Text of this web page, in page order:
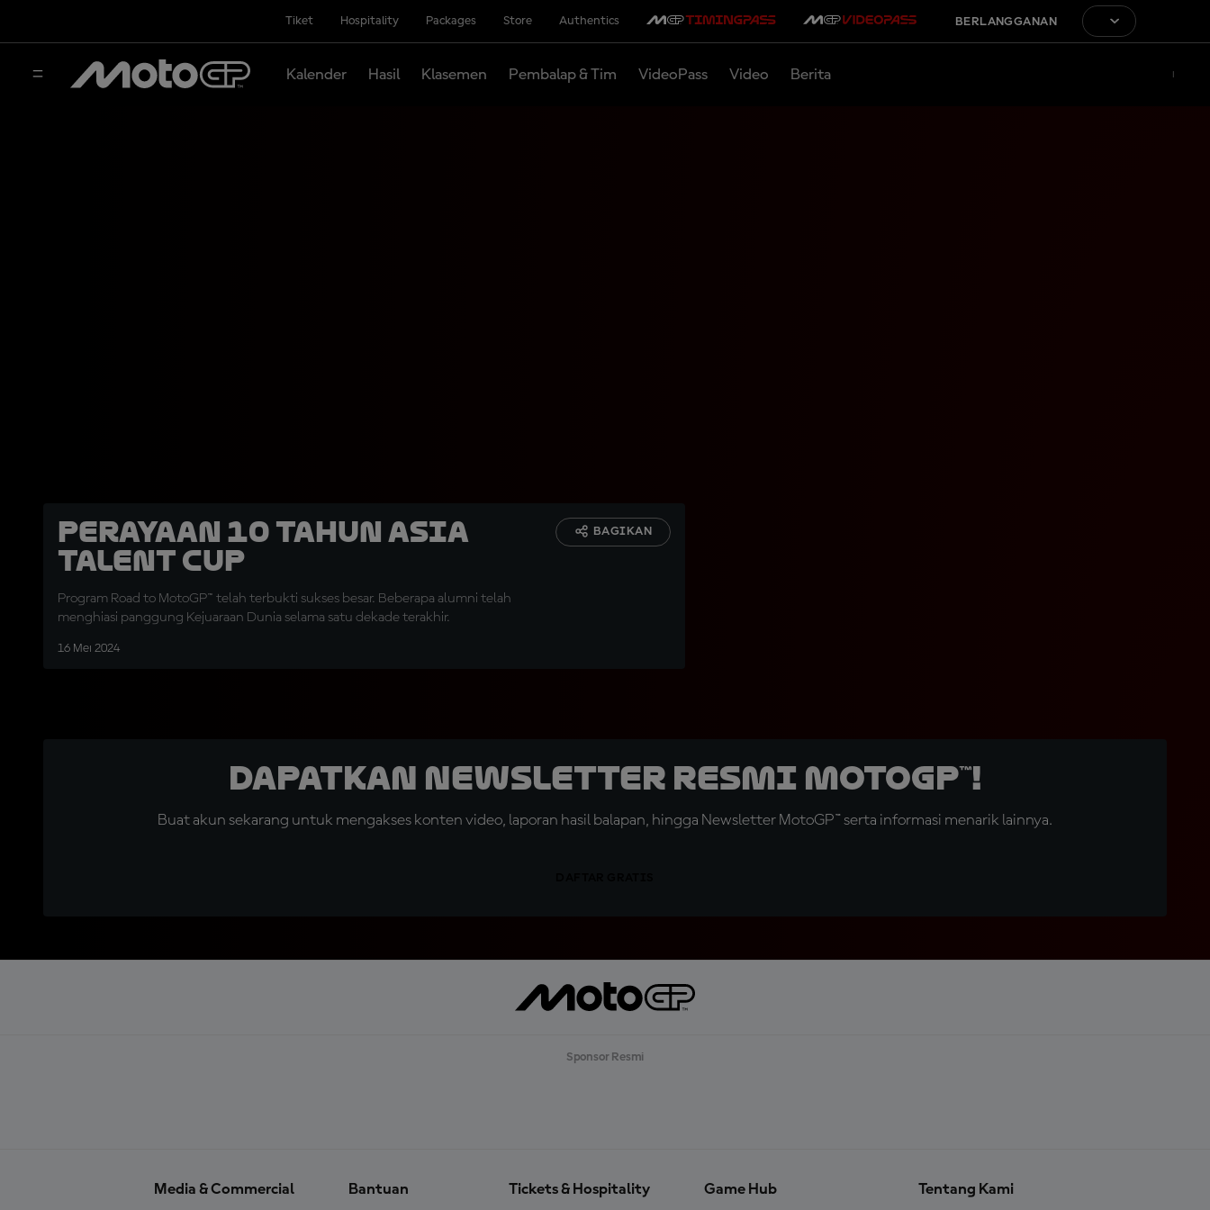
Tiket Hospitality Packages Store Authentics BERLANGGANAN
Kalender Hasil Klasemen Pembalap & Tim VideoPass Video Berita
Perayaan 10 Tahun Asia
Talent Cup
Program Road to MotoGP™ telah terbukti sukses besar. Beberapa alumni telah
menghiasi panggung Kejuaraan Dunia selama satu dekade terakhir.
16 Mei 2024
BAGIKAN
Dapatkan Newsletter Resmi MotoGP™!
Buat akun sekarang untuk mengakses konten video, laporan hasil balapan, hingga Newsletter MotoGP™ serta informasi menarik lainnya.
Sponsor Resmi
Media & Commercial Bantuan Tickets & Hospitality Game Hub Tentang Kami